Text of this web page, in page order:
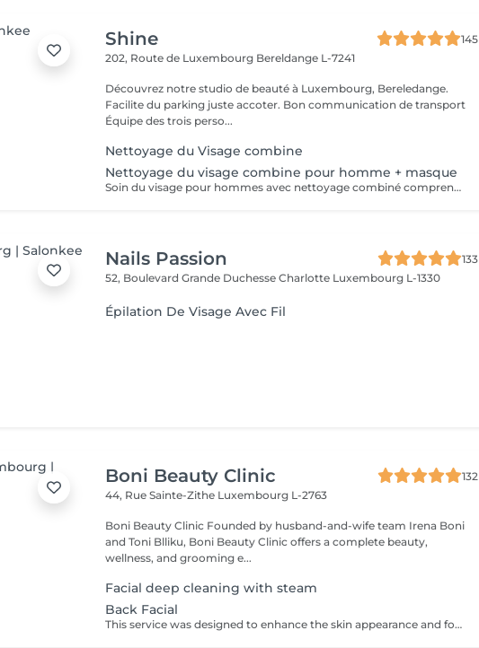
Shine
145
202, Route de Luxembourg Bereldange L-7241
Découvrez notre studio de beauté à Luxembourg, Bereledange.
Facilite du parking juste accoter. Bon communication de transport
Équipe des trois perso...
Nettoyage du Visage combine
Nettoyage du visage combine pour homme + masque
Soin du visage pour hommes avec nettoyage combiné comprenant nettoyage en profondeur, exfoliation, extraction des impuretés, purification de la peau et application d'un masque adapté au type de peau. Le soin aide à éliminer les points noirs, l'excès de sébum et les cellules mortes, tout en hydratant et apaisant la peau. Idéal pour nettoyer la peau en profondeur, améliorer son apparence et retrouver une peau fraîche, propre et soignée.
Nails Passion
133
52, Boulevard Grande Duchesse Charlotte Luxembourg L-1330
Épilation De Visage Avec Fil
Boni Beauty Clinic
132
44, Rue Sainte-Zithe Luxembourg L-2763
Boni Beauty Clinic Founded by husband-and-wife team Irena Boni
and Toni Blliku, Boni Beauty Clinic offers a complete beauty,
wellness, and grooming e...
Facial deep cleaning with steam
Back Facial
This service was designed to enhance the skin appearance and focus on any skin concerns that you may have. We start the service with the steam and hot towels cleansing.We follow with a double cleanse to remove all dirt and oil, exfoliation to help remove dead skin build up, extractions as needed, high frequency to kill acne causing bacteria, LED therapy that is customized for your specific skin concerns, a stress releasing back massage with a bacteria balancing mask is also included. We end each service with a toner, serum and moisturizer.